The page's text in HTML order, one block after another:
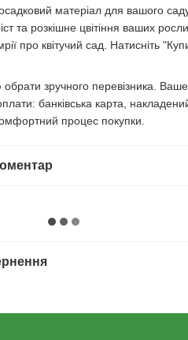
матеріал для вашого
та розкішне цвітіння ваших
про квітучий сад. Натисніть
обрати зручного перевізника.
банківська карта,
процес покупки.